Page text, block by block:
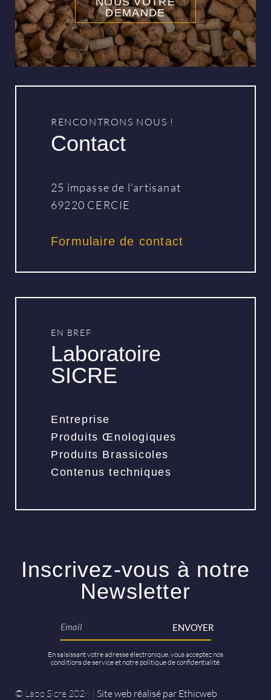
DEMANDE
RENCONTRONS NOUS !
Contact
25 impasse de l’artisanat
69220 CERCIE
Formulaire de contact
EN BREF
Laboratoire
SICRE
Entreprise
Produits Œnologiques
Produits Brassicoles
Contenus techniques
Inscrivez-vous à notre
Newsletter
ENVOYER
En saisissant votre adresse électronique, vous acceptez nos
conditions de service et notre politique de confidentialité.
© Labo Sicre 2026 | Site web réalisé par Ethicweb